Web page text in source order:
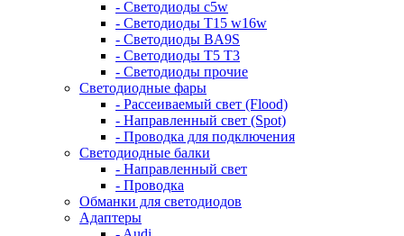
- Светодиоды c5w
- Светодиоды T15 w16w
- Светодиоды BA9S
- Светодиоды T5 T3
- Светодиоды прочие
Светодиодные фары
- Рассеиваемый свет (Flood)
- Направленный свет (Spot)
- Проводка для подключения
Светодиодные балки
- Направленный свет
- Проводка
Обманки для светодиодов
Адаптеры